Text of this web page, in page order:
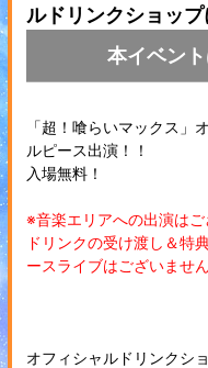
ルドリンクショッ
本イベン
「超！喰らいマックス」
ルピース出演！！
入場無料！
※音楽エリアへの出演は
ドリンクの受け渡し＆特
ースライブはございませ
オフィシャルドリンクシ